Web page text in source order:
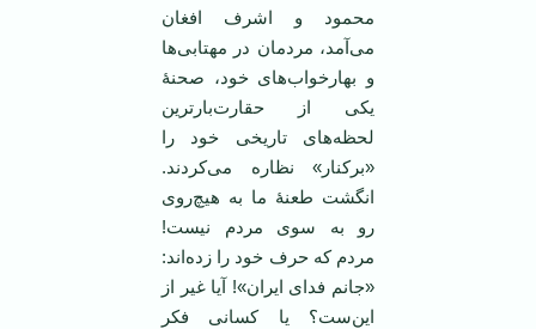
محمود و اشرف افغان
می‌آمد، مردمان در مهتابی‌ها
و بهارخواب‌های خود، صحنۀ
یکی از حقارت‌بارترین
لحظه‌های تاریخی خود را
«برکنار» نظاره می‌کردند.
انگشت طعنۀ ما به هیچ‌روی
رو به سوی مردم نیست!
مردم که حرف خود را زده‌اند:
«جانم فدای ایران»! آیا غیر از
این‌ست؟ یا کسانی فکر